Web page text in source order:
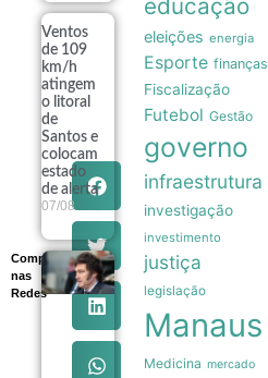
Compartilhe
nas
Redes
Ventos
de 109
km/h
atingem
o litoral
de
Santos e
colocam
estado
de alerta
07/08
Governo
Milei recua
venda de
terras
queimadas
educação
eleições energia
Esporte finanças
Fiscalização
Futebol Gestão
governo
infraestrutura
investigação
investimento
justiça
legislação
Manaus
Medicina mercado